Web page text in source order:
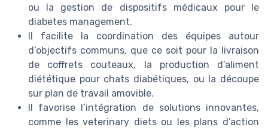
ou la gestion de dispositifs médicaux pour le
diabetes management.
Il facilite la coordination des équipes autour
d’objectifs communs, que ce soit pour la livraison
de coffrets couteaux, la production d’aliment
diététique pour chats diabétiques, ou la découpe
sur plan de travail amovible.
Il favorise l’intégration de solutions innovantes,
comme les veterinary diets ou les plans d’action